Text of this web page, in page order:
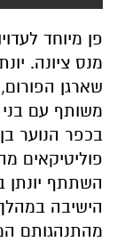
פן מיוחד
מנס ציונה.
שארגן
משותף עם בני
בכפר הנוער
פוליטיקאים
השתתף יונתן
הישיבה
מהתנהגותם